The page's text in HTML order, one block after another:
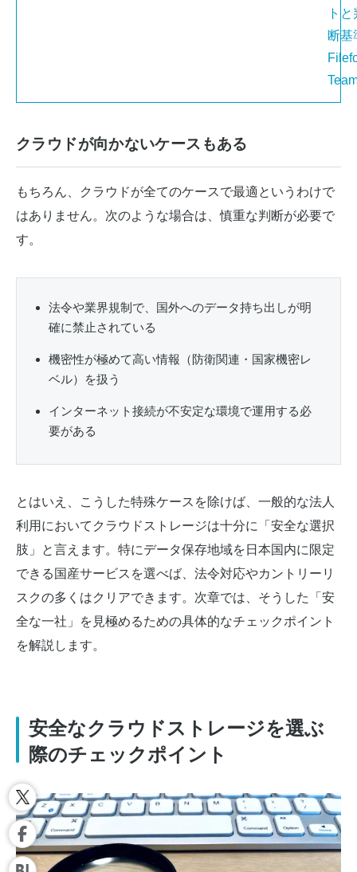
トと
断基
クラウドが向かないケースもある
もちろん、クラウドが全てのケースで最適というわけで
はありません。次のような場合は、慎重な判断が必要で
す。
法令や業界規制で、国外へのデータ持ち出しが明
確に禁止されている
機密性が極めて高い情報（防衛関連・国家機密レ
ベル）を扱う
インターネット接続が不安定な環境で運用する必
要がある
とはいえ、こうした特殊ケースを除けば、一般的な法人
利用においてクラウドストレージは十分に「安全な選択
肢」と言えます。特にデータ保存地域を日本国内に限定
できる国産サービスを選べば、法令対応やカントリーリ
スクの多くはクリアできます。次章では、そうした「安
全な一社」を見極めるための具体的なチェックポイント
を解説します。
安全なクラウドストレージを選ぶ
際のチェックポイント